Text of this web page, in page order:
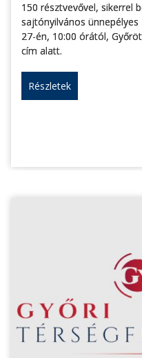
150 résztvevővel, sikerrel
sajtónyilvános
27-én, 10:00 órától,
cím alatt.
Részletek